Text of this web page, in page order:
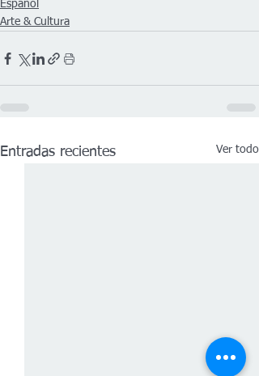
Español
Arte & Cultura
Entradas recientes Ver todo